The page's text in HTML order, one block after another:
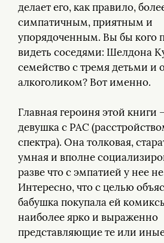
делает его, как правило,
симпатичным, приятным и
упорядоченным. Вы бы кого
видеть соседями: Шелдона
семейство с тремя детьми и
алкоголиком? Вот именно.
Главная героиня этой книги
девушка с РАС
спектра). Она толковая,
умная и вполне
разве что с эмпатией у нее
Интересно, что с целью
бабушка покупала ей
наиболее ярко и выраженно
представляющие те или